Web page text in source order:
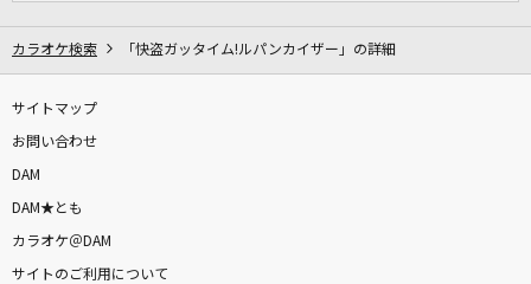
カラオケ検索 「快盗ガッタイム!ルパンカイザー」の詳細
サイトマップ
お問い合わせ
DAM
DAM★とも
カラオケ＠DAM
サイトのご利用について